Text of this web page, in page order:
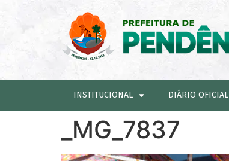
INSTITUCIONAL DIÁRIO OFICIAL
_MG_7837